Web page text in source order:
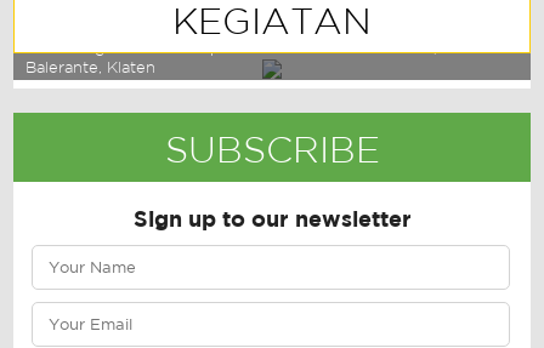
KEGIATAN
Launching Usaha Kelompok Wanita Tani Mekar Indah, Desa
Balerante, Klaten
SUBSCRIBE
Sign up to our newsletter